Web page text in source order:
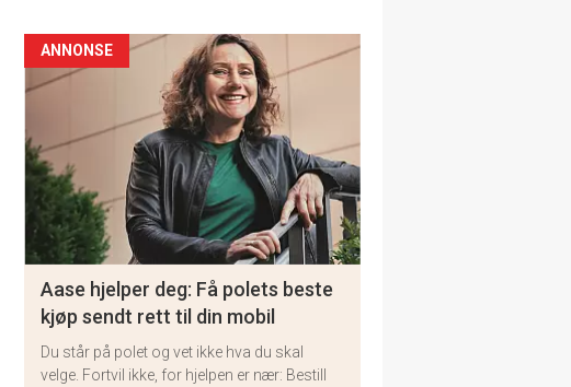
ANNONSE
Aase hjelper deg: Få polets beste
kjøp sendt rett til din mobil
Du står på polet og vet ikke hva du skal
velge. Fortvil ikke, for hjelpen er nær: Bestill